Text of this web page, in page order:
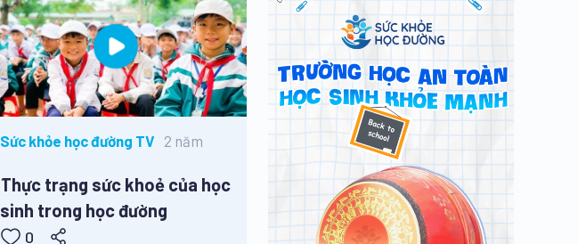
Sức khỏe học đường TV 2 năm
Thực trạng sức khoẻ của học
sinh trong học đường
0